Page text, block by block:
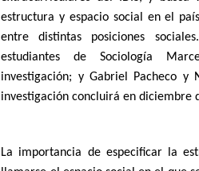
estructura y espacio social en el
entre distintas posiciones
estudiantes de Sociología
investigación; y Gabriel Pacheco y
investigación concluirá en diciembre
La importancia de especificar la